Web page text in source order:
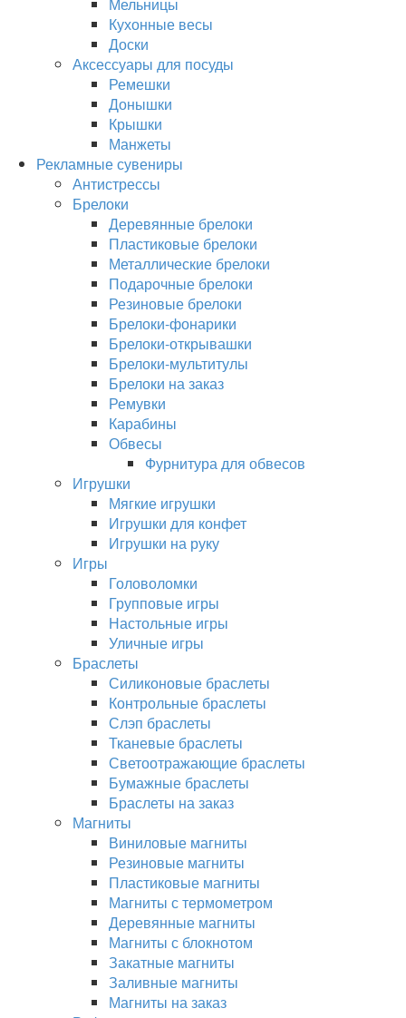
Кухонные весы
Доски
Аксессуары для посуды
Ремешки
Донышки
Крышки
Манжеты
Рекламные сувениры
Антистрессы
Брелоки
Деревянные брелоки
Пластиковые брелоки
Металлические брелоки
Подарочные брелоки
Резиновые брелоки
Брелоки-фонарики
Брелоки-открывашки
Брелоки-мультитулы
Брелоки на заказ
Ремувки
Карабины
Обвесы
Фурнитура для обвесов
Игрушки
Мягкие игрушки
Игрушки для конфет
Игрушки на руку
Игры
Головоломки
Групповые игры
Настольные игры
Уличные игры
Браслеты
Силиконовые браслеты
Контрольные браслеты
Слэп браслеты
Тканевые браслеты
Светоотражающие браслеты
Бумажные браслеты
Браслеты на заказ
Магниты
Виниловые магниты
Резиновые магниты
Пластиковые магниты
Магниты с термометром
Деревянные магниты
Магниты с блокнотом
Закатные магниты
Заливные магниты
Магниты на заказ